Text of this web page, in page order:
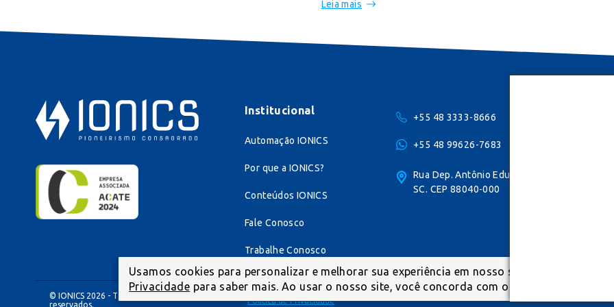
Leia mais
Institucional
Automação IONICS
Por que a IONICS?
Conteúdos IONICS
Fale Conosco
Trabalhe Conosco
+55 48 3333-8666
+55 48 99626-7683
Rua Dep. Antônio Edu Vieira, 94, Pantanal,
SC. CEP 88040-000
© IONICS 2026 - Todos os direitos
reservados.
Politica de Privacidade
Usamos cookies para personalizar e melhorar sua experiência em nosso site. Acesse a nossa
Privacidade para saber mais. Ao usar o nosso site, você concorda com o uso de cookies.